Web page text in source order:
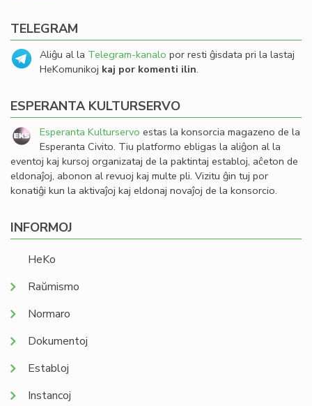
TELEGRAM
Aliĝu al la Telegram-kanalo por resti ĝisdata pri la lastaj
HeKomunikoj kaj por komenti ilin.
ESPERANTA KULTURSERVO
Esperanta Kulturservo estas la konsorcia magazeno de la
Esperanta Civito. Tiu platformo ebligas la aliĝon al la
eventoj kaj kursoj organizataj de la paktintaj establoj, aĉeton de
eldonaĵoj, abonon al revuoj kaj multe pli. Vizitu ĝin tuj por
konatiĝi kun la aktivaĵoj kaj eldonaj novaĵoj de la konsorcio.
INFORMOJ
HeKo
Raŭmismo
Normaro
Dokumentoj
Establoj
Instancoj